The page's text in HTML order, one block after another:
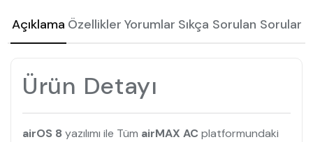
Açıklama Özellikler Yorumlar Sıkça Sorulan Sorular
Ürün Detayı
airOS 8 yazılımı ile Tüm airMAX ACplatformundaki